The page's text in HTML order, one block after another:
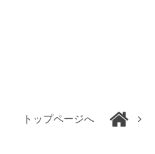
トップページへ